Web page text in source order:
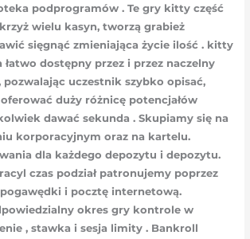
podprogramów . Te gry kitty część
wielu kasyn, tworzą grabież
sięgnąć zmieniająca życie ilość . kitty
łatwo dostępny przez i przez naczelny
uczestnik szybko opisać,
duży różnicę potencjałów
dawać sekunda . Skupiamy się na
korporacyjnym oraz na kartelu.
dla każdego depozytu i depozytu.
czas podział patronujemy poprzez
i pocztę internetową.
okres gry kontrole w
, stawka i sesja limity . Bankroll